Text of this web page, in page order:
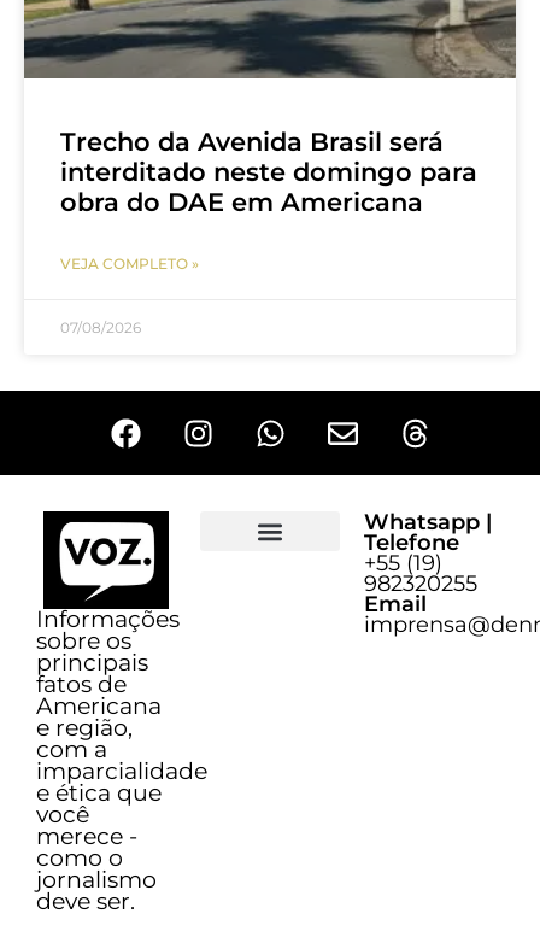
Trecho da Avenida Brasil será
interditado neste domingo para
obra do DAE em Americana
VEJA COMPLETO »
07/08/2026
Informações
sobre os
principais
fatos de
Americana
e região,
com a
imparcialidade
e ética que
você
merece -
como o
jornalismo
deve ser.
Whatsapp |
Telefone
+55 (19)
982320255
Email